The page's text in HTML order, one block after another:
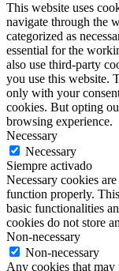
This website uses
navigate through the
categorized as
essential for the
also use third-party
you use this website.
only with your
cookies. But opting
browsing experience.
Necessary
Necessary
Siempre activado
Necessary cookies
function properly.
basic functionalities
cookies do not store
Non-necessary
Non-necessary
Any cookies that may